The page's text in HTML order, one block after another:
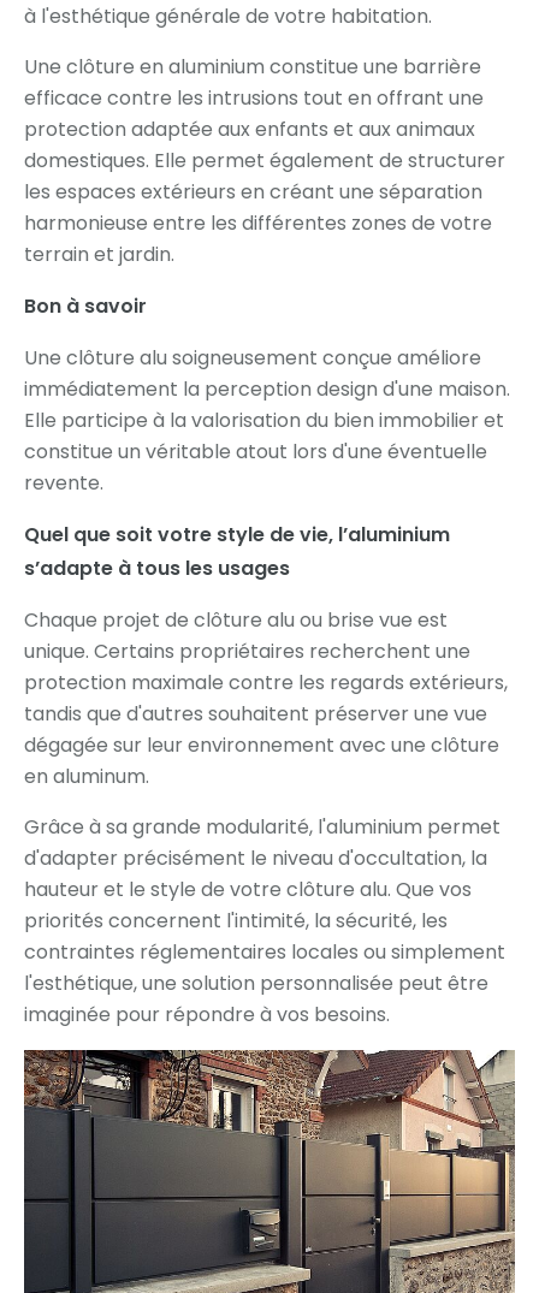
à l'esthétique générale de votre habitation.
Une clôture en aluminium constitue une barrière
efficace contre les intrusions tout en offrant une
protection adaptée aux enfants et aux animaux
domestiques. Elle permet également de structurer
les espaces extérieurs en créant une séparation
harmonieuse entre les différentes zones de votre
terrain et jardin.
Bon à savoir
Une clôture alu soigneusement conçue améliore
immédiatement la perception design d'une maison.
Elle participe à la valorisation du bien immobilier et
constitue un véritable atout lors d'une éventuelle
revente.
Quel que soit votre style de vie, l’aluminium
s’adapte à tous les usages
Chaque projet de clôture alu ou brise vue est
unique. Certains propriétaires recherchent une
protection maximale contre les regards extérieurs,
tandis que d'autres souhaitent préserver une vue
dégagée sur leur environnement avec une clôture
en aluminum.
Grâce à sa grande modularité, l'aluminium permet
d'adapter précisément le niveau d'occultation, la
hauteur et le style de votre clôture alu. Que vos
priorités concernent l'intimité, la sécurité, les
contraintes réglementaires locales ou simplement
l'esthétique, une solution personnalisée peut être
imaginée pour répondre à vos besoins.